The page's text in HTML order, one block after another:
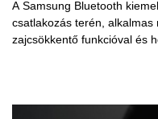
A Samsung Bluetooth
csatlakozás terén, alkalmas
zajcsökkentő funkcióval és